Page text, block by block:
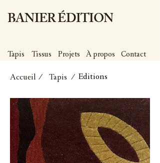
Tapis Tissus Projets Contact
À propos
BANIER ÉDITION
Accueil / Tapis / Editions